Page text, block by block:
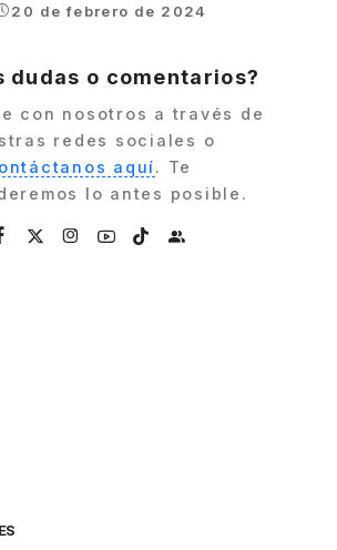
20 de febrero de 2024
dudas o comentarios?
con nosotros a través de
redes sociales o
aquí. Te
lo antes posible.